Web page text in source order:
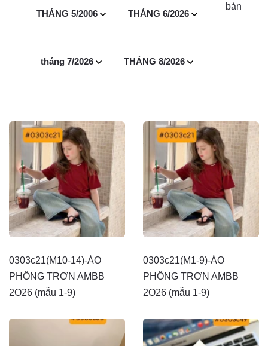
THÁNG 5/2006 THÁNG 6/2026
tháng 7/2026 THÁNG 8/2026
bản
0303c21(M10-14)-ÁO
PHÔNG TRƠN AMBB
2O26 (mẫu 1-9)
0303c21(M1-9)-ÁO
PHÔNG TRƠN AMBB
2O26 (mẫu 1-9)